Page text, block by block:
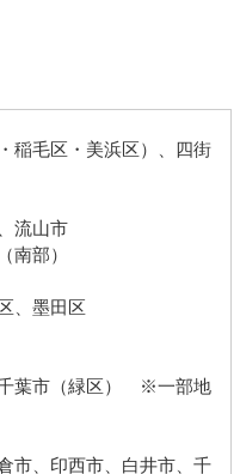
稲毛区・美浜区）、四街
流山市
部）
、墨田区
葉市（緑区） ※一部地
市、印西市、白井市、千